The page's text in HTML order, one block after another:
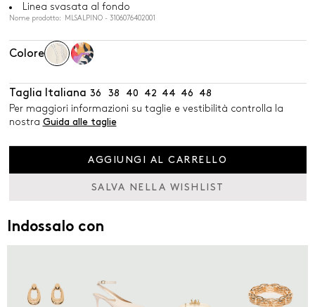
Linea svasata al fondo
Nome prodotto: MLSALPINO - 3106076402001
Colore
Taglia Italiana 36 38 40 42 44 46
48
Per maggiori informazioni su taglie e vestibilità controlla la
nostra Guida alle taglie
AGGIUNGI AL CARRELLO
SALVA NELLA WISHLIST
Indossalo con